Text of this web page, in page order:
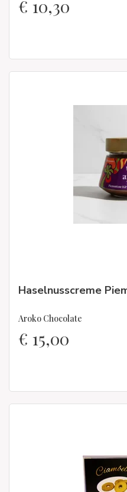
€ 10,30
Haselnusscreme
Aroko Chocolate
€ 15,00